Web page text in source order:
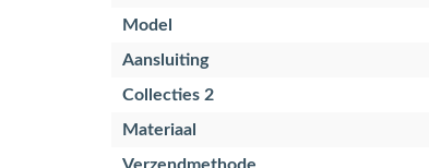
Model
Aansluiting
Collecties 2
Materiaal